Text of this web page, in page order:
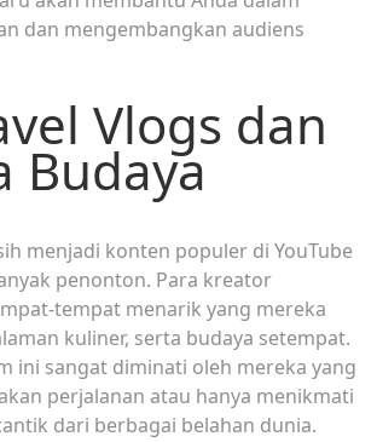
dan mengembangkan audiens
Vlogs dan
Budaya
menjadi konten populer di YouTube
penonton. Para kreator
tempat menarik yang mereka
kuliner, serta budaya setempat.
ini sangat diminati oleh mereka yang
perjalanan atau hanya menikmati
dari berbagai belahan dunia.